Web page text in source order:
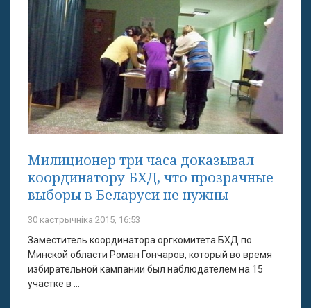
Милиционер три часа доказывал
координатору БХД, что прозрачные
выборы в Беларуси не нужны
30 кастрычніка 2015, 16:53
Заместитель координатора оргкомитета БХД по
Минской области Роман Гончаров, который во время
избирательной кампании был наблюдателем на 15
участке в ...